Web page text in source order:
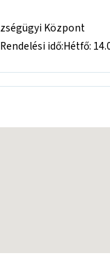
Központ
idő:Hétfő: